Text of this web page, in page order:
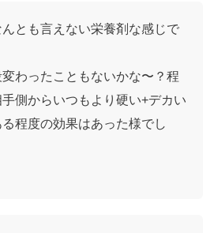
とも言えない栄養剤な感じで
わったこともないかな〜？程
側からいつもより硬い+デカい
程度の効果はあった様でし